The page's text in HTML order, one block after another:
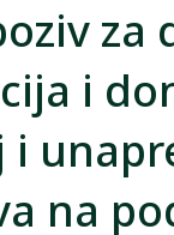
za
i
i
na